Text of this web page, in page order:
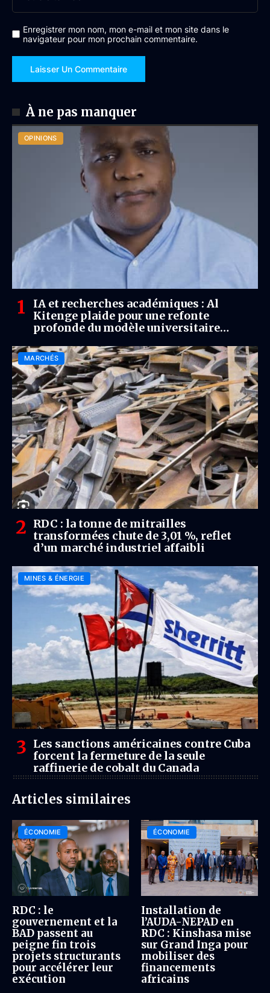
Enregistrer mon nom, mon e-mail et mon site dans le
navigateur pour mon prochain commentaire.
À ne pas manquer
OPINIONS
IA et recherches académiques : Al
Kitenge plaide pour une refonte
profonde du modèle universitaire
MARCHÉS
RDC : la tonne de mitrailles
transformées chute de 3,01 %, reflet
d’un marché industriel affaibli
MINES & ÉNERGIE
Les sanctions américaines contre Cuba
forcent la fermeture de la seule
raffinerie de cobalt du Canada
Articles similaires
ÉCONOMIE
RDC : le
gouvernement et la
BAD passent au
peigne fin trois
projets structurants
pour accélérer leur
exécution
ÉCONOMIE
Installation de
l’AUDA-NEPAD en
RDC : Kinshasa mise
sur Grand Inga pour
mobiliser des
financements
africains